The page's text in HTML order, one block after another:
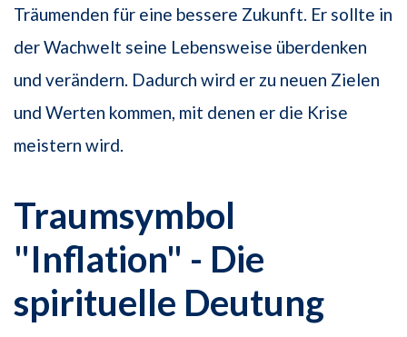
Träumenden für eine bessere Zukunft. Er sollte in
der Wachwelt seine Lebensweise überdenken
und verändern. Dadurch wird er zu neuen Zielen
und Werten kommen, mit denen er die Krise
meistern wird.
Traumsymbol
"Inflation" - Die
spirituelle Deutung